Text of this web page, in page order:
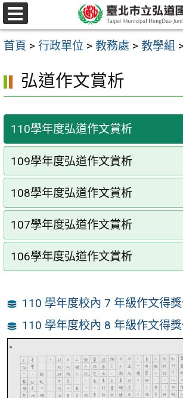
跳
至
主
內
容
選
單
首頁 > 行政單位 > 教務處 > 教學組 >
弘道作文賞析
110學年度弘道作文賞析
109學年度弘道作文賞析
108學年度弘道作文賞析
107學年度弘道作文賞析
106學年度弘道作文賞析
110 學年度校內 7 年級作文得
110 學年度校內 8 年級作文得